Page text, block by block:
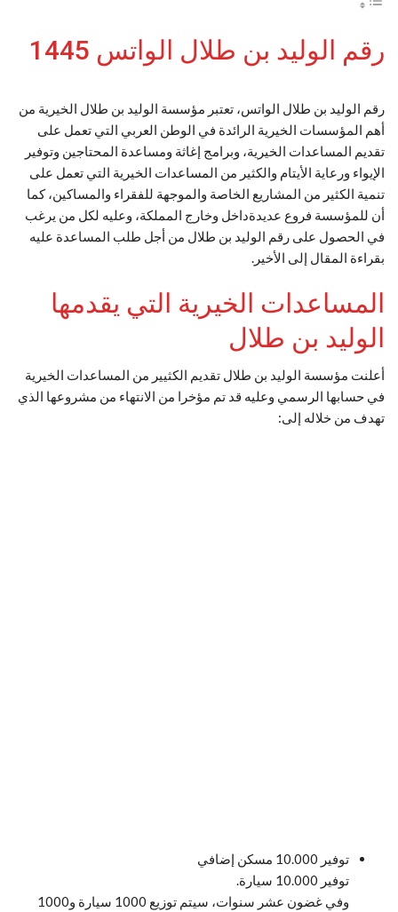
رقم الوليد بن طلال الواتس 1445
رقم الوليد بن طلال الواتس، تعتبر مؤسسة الوليد بن طلال الخيرية من
أهم المؤسسات الخيرية الرائدة في الوطن العربي التي تعمل على
تقديم المساعدات الخيرية، وبرامج إغاثة ومساعدة المحتاجين وتوفير
الإيواء ورعاية الأيتام والكثير من المساعدات الخيرية التي تعمل على
تنمية الكثير من المشاريع الخاصة والموجهة للفقراء والمساكين، كما
أن للمؤسسة فروع عديدةداخل وخارج المملكة، وعليه لكل من يرغب
في الحصول على رقم الوليد بن طلال من أجل طلب المساعدة عليه
بقراءة المقال إلى الأخير.
المساعدات الخيرية التي يقدمها
الوليد بن طلال
أعلنت مؤسسة الوليد بن طلال تقديم الكثيير من المساعدات الخيرية
في حسابها الرسمي وعليه قد تم مؤخرا من الانتهاء من مشروعها الذي
تهدف من خلاله إلى:
توفير 10.000 مسكن إضافي
توفير 10.000 سيارة.
وفي غضون عشر سنوات، سيتم توزيع 1000 سيارة و1000